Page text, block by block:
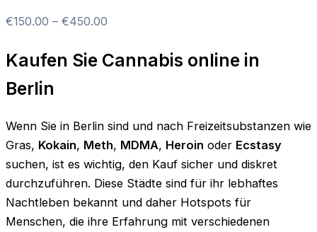
€150.00 – €450.00
bis
Kaufen Sie Cannabis online in
Berlin
Wenn Sie in Berlin sind und nach Freizeitsubstanzen wie
Gras, Kokain, Meth, MDMA, Heroin oder Ecstasy
suchen, ist es wichtig, den Kauf sicher und diskret
durchzuführen. Diese Städte sind für ihr lebhaftes
Nachtleben bekannt und daher Hotspots für
Menschen, die ihre Erfahrung mit verschiedenen